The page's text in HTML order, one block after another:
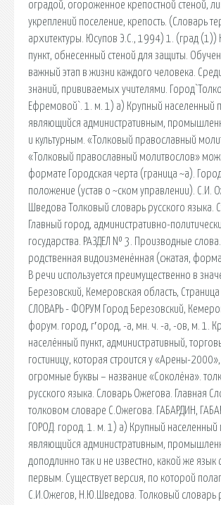
оградой, огороженное крепостной стеной,
укреплений поселение, крепость. (Словарь
архитектуры. Юсупов Э.С., 1994) 1. (град (1))
пункт, обнесенный стеной для защиты.
важный этап в жизни каждого человека.
знаний, прививаемых учителями.
Ефремовой`. 1. м. 1) а) Крупный населенный
являющийся административным,
и культурным. «Толковый православный
«Толковый православный молитвослов»
формате Городская черта (граница ~а).
положение (устав о ~ском управлении). С.И.
Шведова Толковый словарь русского языка.
Главный город, административно-
государства. РАЗДЕЛ № 3. Производные
родственная видоизменённая (сжатая,
В речи используется преимущественно в
Березовский, Кемеровская область,
СЛОВАРЬ - ФОРУМ Город Березовский,
форум. город, г′ород, -а, мн. ч. -а, -ов, м. 1.
населённый пункт, административный,
гостиницу, которая строится у «Арены-
огромные буквы – название «Соколёна».
русского языка. Словарь Ожегова. Главная
толковом словаре С.Ожегова. ГАБАРДИН,
ГОРОД. город. 1. м. 1) а) Крупный населенный
являющийся административным,
доподлинно так и не известно, какой же язык
первым. Существует версия, по которой
С.И.Ожегов, Н.Ю.Шведова. Толковый словарь